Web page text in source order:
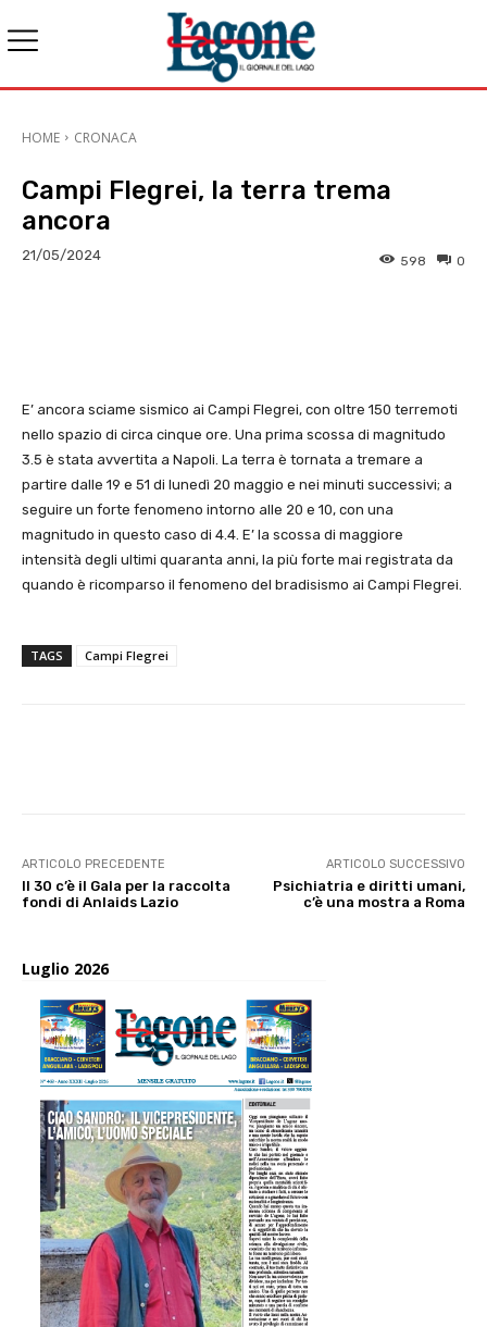
HOME CRONACA
Campi Flegrei, la terra trema
ancora
21/05/2024 0
598
E’ ancora sciame sismico ai Campi Flegrei, con oltre 150 terremoti
nello spazio di circa cinque ore. Una prima scossa di magnitudo
3.5 è stata avvertita a Napoli. La terra è tornata a tremare a
partire dalle 19 e 51 di lunedì 20 maggio e nei minuti successivi; a
seguire un forte fenomeno intorno alle 20 e 10, con una
magnitudo in questo caso di 4.4. E’ la scossa di maggiore
intensità degli ultimi quaranta anni, la più forte mai registrata da
quando è ricomparso il fenomeno del bradisismo ai Campi Flegrei.
TAGS Campi Flegrei
ARTICOLO PRECEDENTE
Il 30 c’è il Gala per la raccolta
fondi di Anlaids Lazio
ARTICOLO SUCCESSIVO
Psichiatria e diritti umani,
c’è una mostra a Roma
Luglio 2026